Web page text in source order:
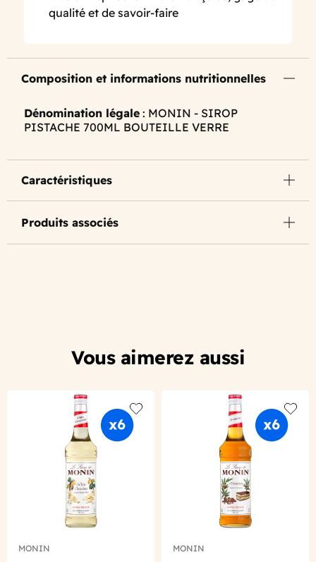
qualité et de savoir-faire
Composition et informations nutritionnelles
Dénomination légale : MONIN - SIROP
PISTACHE 700ML BOUTEILLE VERRE
Caractéristiques
Produits associés
Vous aimerez aussi
Add to wishlist
MONIN
Add
MONIN